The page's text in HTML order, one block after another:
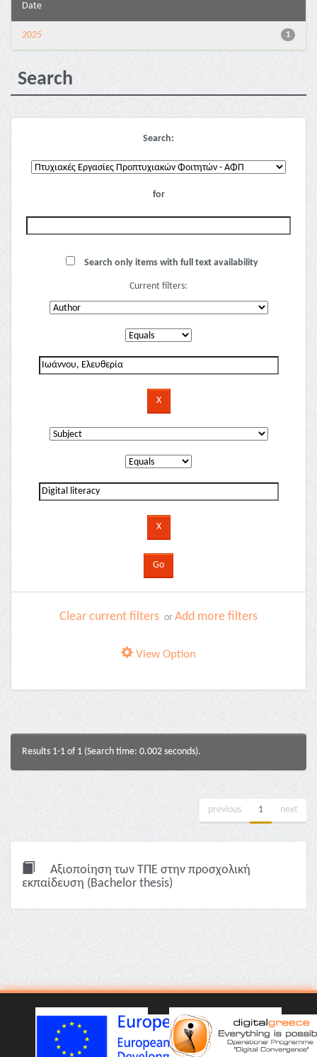
Date
1
2025
Search
Search:
for
Search only items with full text availability
Current filters:
Clear current filters or Add more filters
View Option
Results 1-1 of 1 (Search time: 0.002 seconds).
previous 1 next
Αξιοποίηση των ΤΠΕ στην προσχολική
εκπαίδευση (Bachelor thesis)